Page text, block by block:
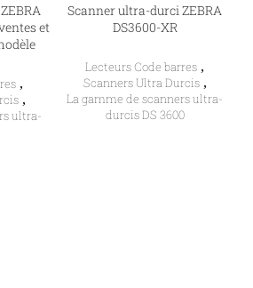
et
,
,
ultra-
Scanner ultra-durci ZEBRA
DS3600-XR
Lecteurs Code barres ,
Scanners Ultra Durcis,
La gamme de scanners ultra-
durcis DS 3600